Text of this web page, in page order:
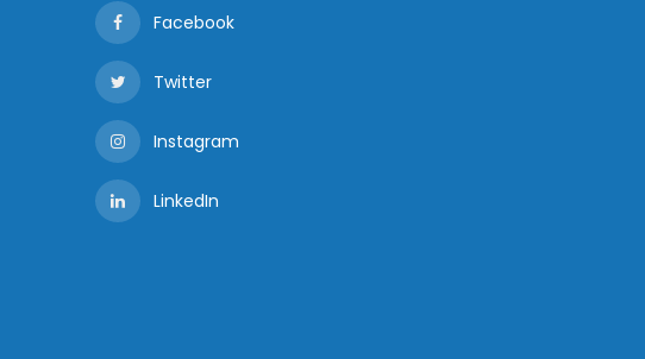
Facebook
Twitter
Instagram
LinkedIn